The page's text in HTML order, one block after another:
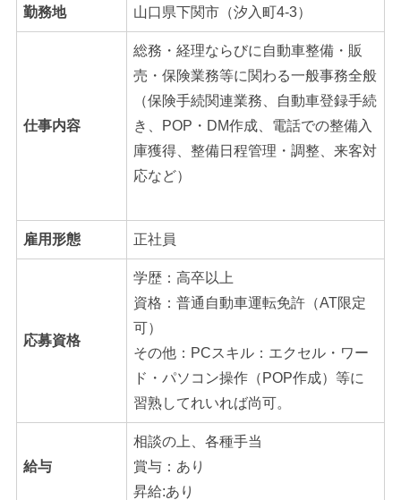
勤務地 山口県下関市（汐入町4-3）
仕事内容
総務・経理ならびに自動車整備・販
売・保険業務等に関わる一般事務全般
（保険手続関連業務、自動車登録手続
き、POP・DM作成、電話での整備入
庫獲得、整備日程管理・調整、来客対
応など）
雇用形態 正社員
応募資格
学歴：高卒以上
資格：普通自動車運転免許（AT限定
可）
その他：PCスキル：エクセル・ワー
ド・パソコン操作（POP作成）等に
習熟してれいれば尚可。
給与
相談の上、各種手当
賞与：あり
昇給:あり